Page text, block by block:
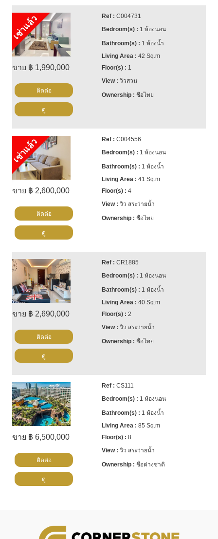
เช่าแล้ว
ขาย ฿ 1,990,000
C004731
1 ห้องนอน
1 ห้องน้ำ
42 Sq.m
1
วิวสวน
ชื่อไทย
ติดต่อ
ดู
เช่าแล้ว
ขาย ฿ 2,600,000
C004556
1 ห้องนอน
1 ห้องน้ำ
41 Sq.m
4
วิว สระว่ายน้ำ
ชื่อไทย
ติดต่อ
ดู
ขาย ฿ 2,690,000
CR1885
1 ห้องนอน
1 ห้องน้ำ
40 Sq.m
2
วิว สระว่ายน้ำ
ชื่อไทย
ติดต่อ
ดู
ขาย ฿ 6,500,000
CS111
1 ห้องนอน
1 ห้องน้ำ
85 Sq.m
8
วิว สระว่ายน้ำ
ชื่อต่างชาติ
ติดต่อ
ดู